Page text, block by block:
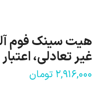
هیت سینک فوم
غیر تعادلی،
۲,۹۱۶,۰۰۰ تومان